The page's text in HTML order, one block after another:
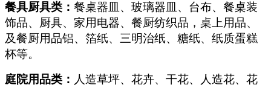
餐具厨具类： 餐桌器皿、玻璃器皿、台布、餐桌装
饰品、厨具、家用电器、餐厨纺织品，桌上用品、
及餐厨用品铝、箔纸、三明治纸、糖纸、纸质蛋糕
杯等。
庭院用品类： 人造草坪、花卉、干花、人造花、花